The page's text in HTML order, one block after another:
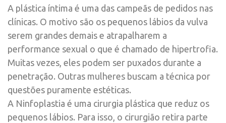
A plástica íntima é uma das campeãs de pedidos nas
clínicas. O motivo são os pequenos lábios da vulva
serem grandes demais e atrapalharem a
performance sexual o que é chamado de hipertrofia.
Muitas vezes, eles podem ser puxados durante a
penetração. Outras mulheres buscam a técnica por
questões puramente estéticas.
A Ninfoplastia é uma cirurgia plástica que reduz os
pequenos lábios. Para isso, o cirurgião retira parte